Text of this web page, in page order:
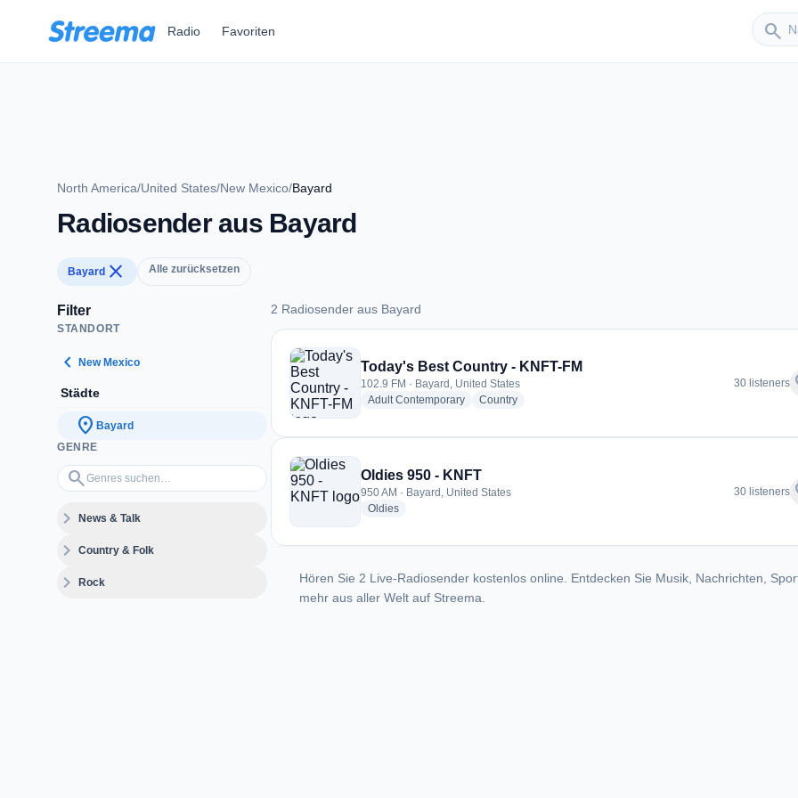
Radio Favoriten search
Sender
North America/United States/New Mexico/Bayard
Radiosender aus Bayard
Bayard close Alle zurücksetzen
Filter
STANDORT
chevron_left New Mexico
Städte
location_on Bayard
GENRE
search
Genres suchen…
expand_moreNews & Talk
expand_moreCountry & Folk
expand_moreRock
2 Radiosender aus Bayard
2 Radiosender aus Bayard
Today's Best Country - KNFT-FM
102.9 FM · Bayard, United States
Adult Contemporaryradio stations
Countryradio stations
30 listeners
Oldies 950 - KNFT
950 AM · Bayard, United States
Oldiesradio stations
30 listeners
Hören Sie 2 Live-Radiosender kostenlos online. Entdecken Sie Musik, Nachrichten,
mehr aus aller Welt auf Streema.